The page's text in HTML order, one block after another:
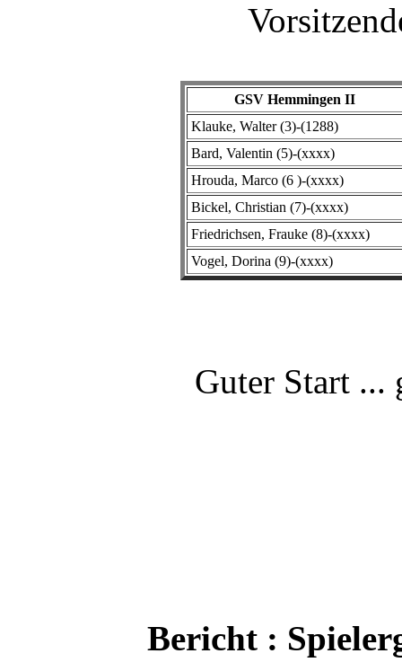
GSV Hemmingen II
Klauke, Walter (3)-(1288)
Bard, Valentin (5)-(xxxx)
Hrouda, Marco (6 )-(xxxx)
Bickel, Christian (7)-(xxxx)
Friedrichsen, Frauke (8)-(xxxx)
Vogel, Dorina (9)-(xxxx)
Guter Start ...
Bericht :